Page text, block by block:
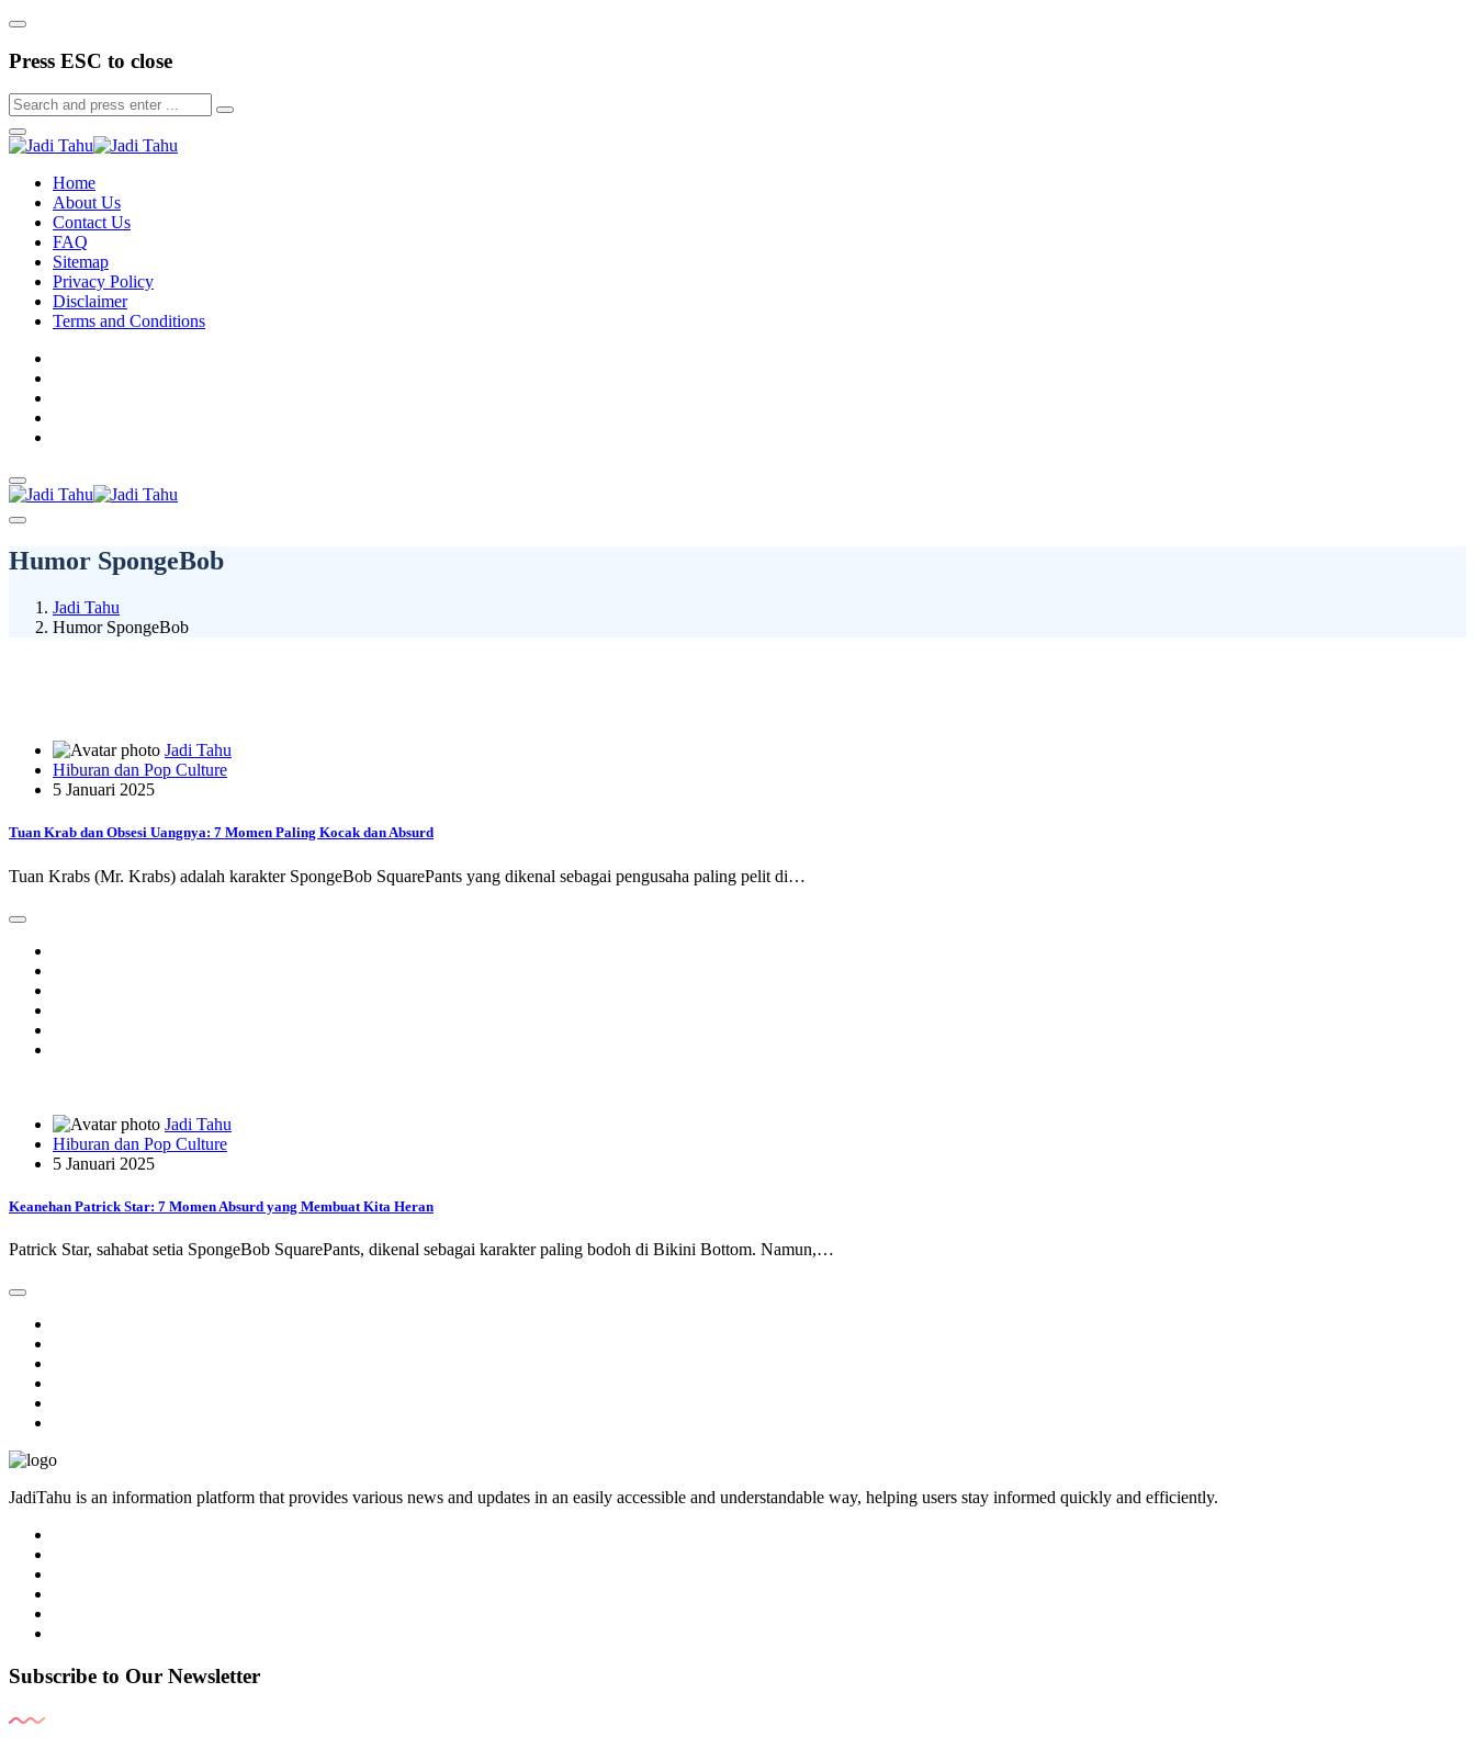
Press ESC to close
Home
About Us
Contact Us
FAQ
Sitemap
Privacy Policy
Disclaimer
Terms and Conditions
Humor SpongeBob
Jadi Tahu
Humor SpongeBob
Jadi Tahu
Hiburan dan Pop Culture
5 Januari 2025
Tuan Krab dan Obsesi Uangnya: 7 Momen Paling Kocak dan Absurd
Tuan Krabs (Mr. Krabs) adalah karakter SpongeBob SquarePants yang dikenal sebagai pengusaha paling pelit di…
Jadi Tahu
Hiburan dan Pop Culture
5 Januari 2025
Keanehan Patrick Star: 7 Momen Absurd yang Membuat Kita Heran
Patrick Star, sahabat setia SpongeBob SquarePants, dikenal sebagai karakter paling bodoh di Bikini Bottom. Namun,…
JadiTahu is an information platform that provides various news and updates in an easily accessible and understandable way, helping users stay informed quickly and efficiently.
Subscribe to Our Newsletter